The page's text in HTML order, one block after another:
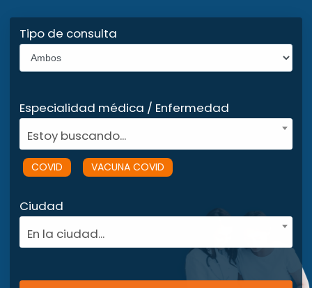
Tipo de consulta
Especialidad médica / Enfermedad
Estoy buscando...
COVID VACUNA COVID
Ciudad
En la ciudad...